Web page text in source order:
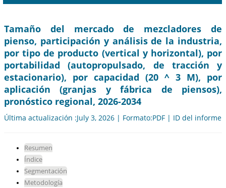
Tamaño del mercado de mezcladores de
pienso, participación y análisis de la industria,
por tipo de producto (vertical y horizontal), por
portabilidad (autopropulsado, de tracción y
estacionario), por capacidad (20 ^ 3 M), por
aplicación (granjas y fábrica de piensos),
pronóstico regional, 2026-2034
Última actualización :July 3, 2026 | Formato:PDF | ID del informe:
Resumen
Índice
Segmentación
Metodología